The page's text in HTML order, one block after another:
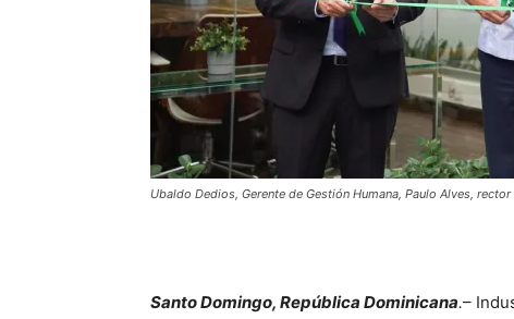
Ubaldo Dedios, Gerente de Gestión Humana, Paulo Alves,
Santo Domingo, República Dominicana.–